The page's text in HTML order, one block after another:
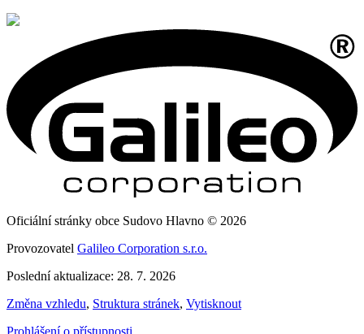
Oficiální stránky obce Sudovo Hlavno © 2026
Provozovatel Galileo Corporation s.r.o.
Poslední aktualizace: 28. 7. 2026
Změna vzhledu, Struktura stránek, Vytisknout